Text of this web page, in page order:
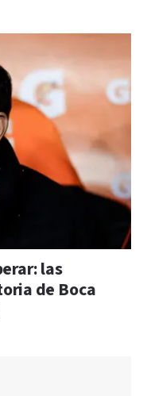
las
de Boca